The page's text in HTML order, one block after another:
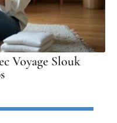
Voyage Slouk